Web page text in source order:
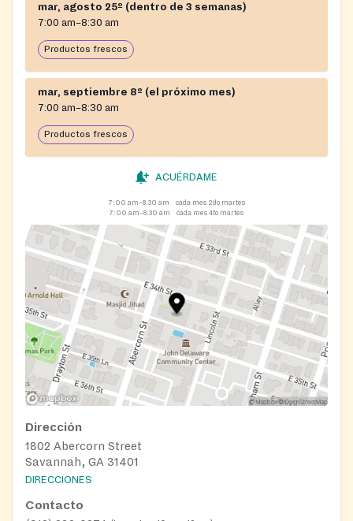
from the surrounding neighborhood. Volunteers are
mar, agosto 25º (dentro de 3 semanas)
7:00 am–8:30 am
Productos frescos
mar, septiembre 8º (el próximo mes)
7:00 am–8:30 am
Productos frescos
ACUÉRDAME
7:00 am–8:30 am
cada mes 2do martes
7:00 am–8:30 am
cada mes 4to martes
Dirección
1802 Abercorn Street
Savannah, GA 31401
DIRECCIONES
Contacto